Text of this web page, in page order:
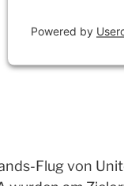
Powered by
Flug von